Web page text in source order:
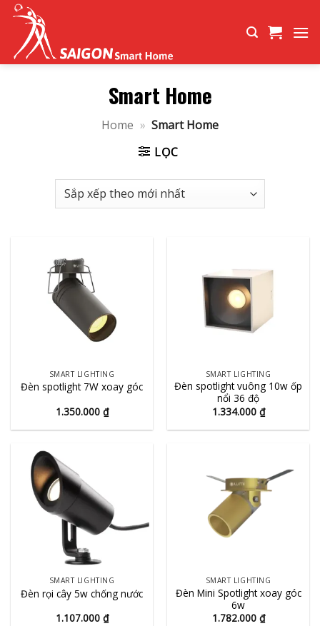
dung
Smart Home
Home » Smart Home
LỌC
SMART LIGHTING
Đèn spotlight 7W xoay góc
1.350.000 ₫
SMART LIGHTING
Đèn spotlight vuông 10w ốp
nổi 36 độ
1.334.000 ₫
SMART LIGHTING
Đèn rọi cây 5w chống nước
1.107.000 ₫
SMART LIGHTING
Đèn Mini Spotlight xoay góc
6w
1.782.000 ₫